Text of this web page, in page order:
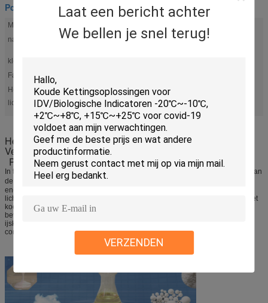
Laat een bericht achter
We bellen je snel terug!
VERZENDEN
Pcm koelvest
Materiaal:
naam:
Tussenvoegsels voor het Materiële Koelvest 64℉/18℃ van de
kleur:
Fabrikant: Ja
Hoog
licht:
het koelvest van de faseverandering,het vest van het ijspak
Het koelen van de Veranderingsmaterialen van de
Vest64℉/18℃ Organische Fase/Pcm Producten
Productomschrijving
In tegenstelling tot bevroren water of gelproducten, handhaaft het Materiaal van
de Faseverandering een verenigbare temperatuur van 64℉/18℃ en verdrijft
energie bij een constante temperatuur tijdens zijn overgang van een vast
lichaam aan een vloeistof. Dit zorgt ervoor dat de gebruiker een constante, het
koelen temperatuur door de volledige 2-3 uurperiode ontvangt. Tijd te
bevriezen: ong. 30 minuten, Tijd te ontdooien: ong. 120 minuten. Bevriest in
ijskast, diepvriezer, ijswater. Opnieuw te gebruiken, niet-toxisch, geen zachte
condensatie.